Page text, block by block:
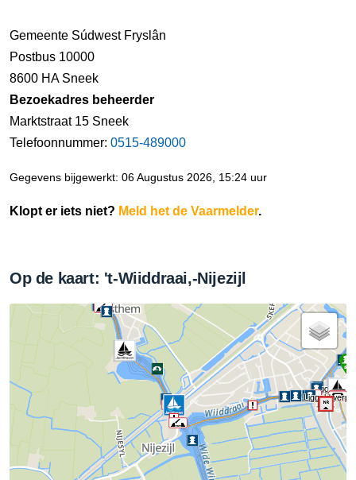
Gemeente Súdwest Fryslân
Postbus 10000
8600 HA Sneek
Bezoekadres beheerder
Marktstraat 15 Sneek
Telefoonnummer: 0515-489000
Gegevens bijgewerkt: 06 Augustus 2026, 15:24 uur
Klopt er iets niet? Meld het de Vaarmelder.
Op de kaart: 't-Wiiddraai,-Nijezijl
Liggeld
Liggeld